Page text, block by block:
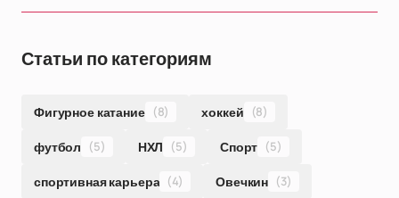
Статьи по категориям
Фигурное катание (8) хоккей (8)
футбол (5) НХЛ (5) Спорт (5)
спортивная карьера (4) Овечкин (3)